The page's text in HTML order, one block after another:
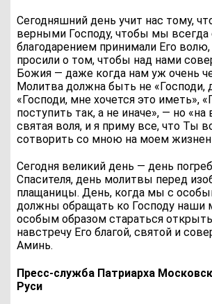
Сегодняшний день учит нас тому,
верными Господу, чтобы мы всегда
благодарением принимали Его
просили о том, чтобы над нами
Божия — даже когда нам уж очень
Молитва должна быть не «Господи,
«Господи, мне хочется это иметь»,
поступить так, а не иначе», — но «на
святая воля, и я приму все, что Ты
сотворить со мною на моем
Сегодня великий день — день
Спасителя, день молитвы перед
плащаницы. День, когда мы с
должны обращать ко Господу наши
особым образом стараться
навстречу Его благой, святой и
Аминь.
Пресс-служба Патриарха
Руси